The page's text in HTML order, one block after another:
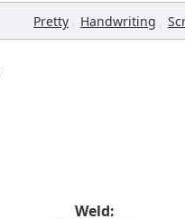
Pretty , Handwriting ,
Weld: